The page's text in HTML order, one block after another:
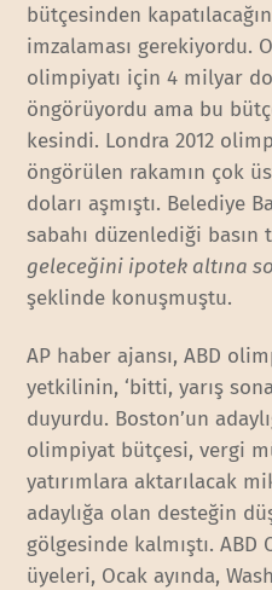
bütçesinden
imzalaması gerekiyordu.
olimpiyatı için 4 milyar
öngörüyordu ama bu
kesindi. Londra 2012
öngörülen rakamın çok
doları aşmıştı. Belediye
sabahı düzenlediği basın
geleceğini ipotek altına
şeklinde konuşmuştu.
AP haber ajansı, ABD
yetkilinin, ‘bitti, yarış
duyurdu. Boston’un
olimpiyat bütçesi, vergi
yatırımlara aktarılacak
adaylığa olan desteğin
gölgesinde kalmıştı.
üyeleri, Ocak ayında,